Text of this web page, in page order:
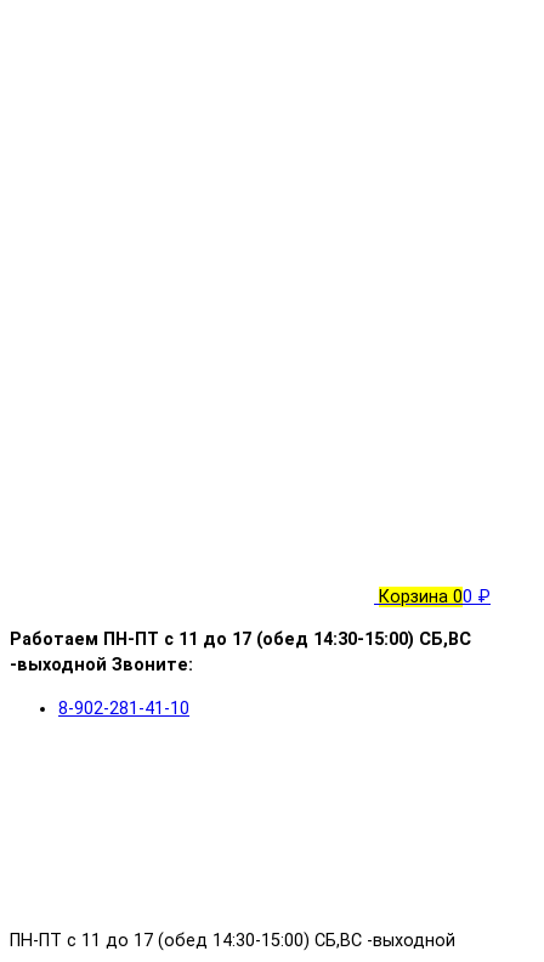
Корзина 00 ₽
Работаем ПН-ПТ с 11 до 17 (обед 14:30-15:00) СБ,ВС
-выходной Звоните:
8-902-281-41-10
ПН-ПТ с 11 до 17 (обед 14:30-15:00) СБ,ВС -выходной